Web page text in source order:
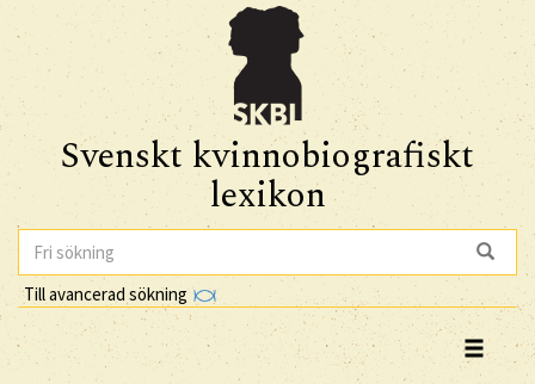
Svenskt kvinnobiografiskt
lexikon
Till avancerad sökning